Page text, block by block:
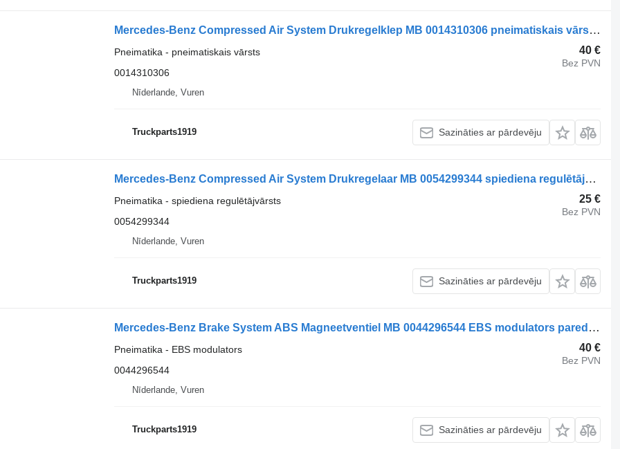
Mercedes-Benz Compressed Air System Drukregelklep MB 0014310306 pneimatiskais vārsts paredzēts kravas automašīnas
40 €
Bez PVN
Pneimatika - pneimatiskais vārsts
0014310306
Nīderlande, Vuren
Truckparts1919 Sazināties ar pārdevēju
Mercedes-Benz Compressed Air System Drukregelaar MB 0054299344 spiediena regulētājvārsts paredzēts kravas automašīnas
25 €
Bez PVN
Pneimatika - spiediena regulētājvārsts
0054299344
Nīderlande, Vuren
Truckparts1919 Sazināties ar pārdevēju
Mercedes-Benz Brake System ABS Magneetventiel MB 0044296544 EBS modulators paredzēts kravas automašīnas
40 €
Bez PVN
Pneimatika - EBS modulators
0044296544
Nīderlande, Vuren
Truckparts1919 Sazināties ar pārdevēju